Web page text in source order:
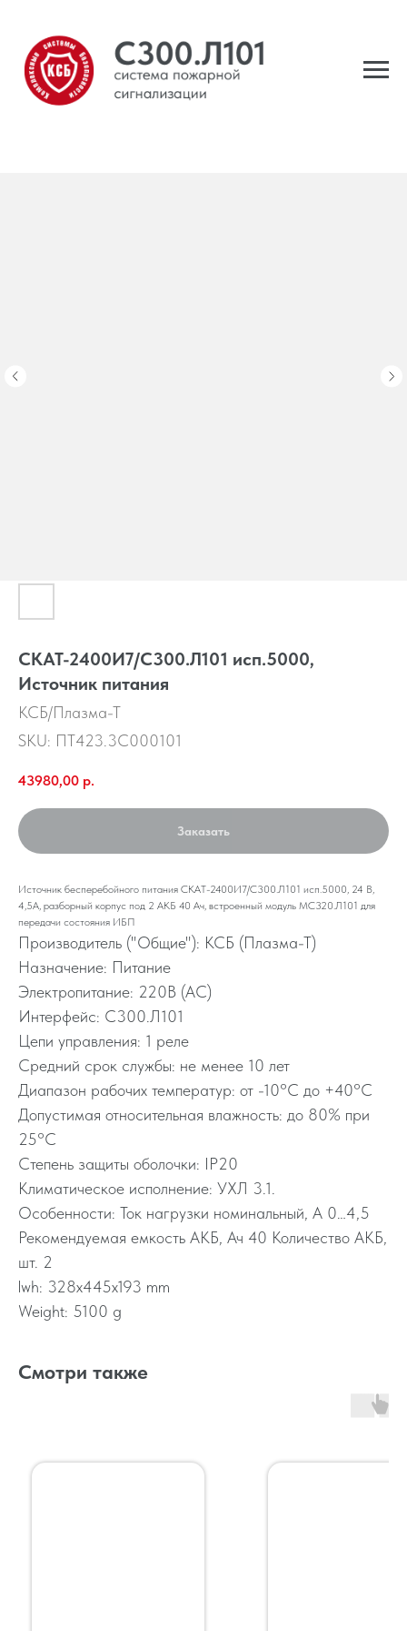
СКАТ-2400И7/С300.Л101 исп.5000,
Источник питания
КСБ/Плазма-Т
SKU: ПТ423.3С000101
43980,00 р.
Заказать
Источник бесперебойного питания СКАТ-2400И7/С300.Л101 исп.5000, 24 В,
4,5А, разборный корпус под 2 АКБ 40 Ач, встроенный модуль МС320.Л101 для
передачи состояния ИБП
Производитель ("Общие"): КСБ (Плазма-Т)
Назначение: Питание
Электропитание: 220В (АС)
Интерфейс: С300.Л101
Цепи управления: 1 реле
Средний срок службы: не менее 10 лет
Диапазон рабочих температур: от -10°C до +40°C
Допустимая относительная влажность: до 80% при
25°C
Степень защиты оболочки: IP20
Климатическое исполнение: УХЛ 3.1.
Особенности: Ток нагрузки номинальный, A 0…4,5
Рекомендуемая емкость АКБ, Ач 40 Количество АКБ,
шт. 2
lwh: 328x445x193 mm
Weight: 5100 g
Смотри также